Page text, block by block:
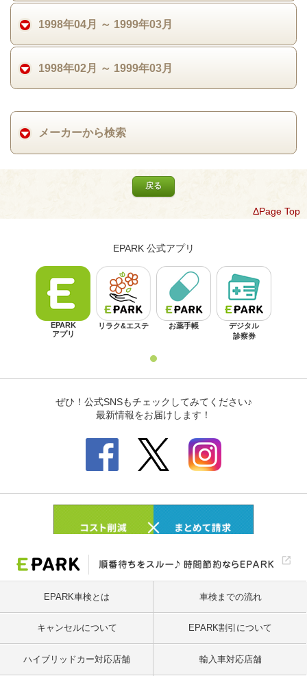
1998年04月 ～ 1999年03月
1998年02月 ～ 1999年03月
メーカーから検索
戻る
ΔPage Top
EPARK車検とは 車検までの流れ
キャンセルについて EPARK割引について
ハイブリッドカー対応店舗 輸入車対応店舗